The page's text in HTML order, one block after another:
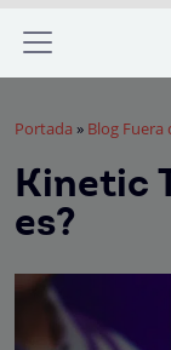
Portada » Blog Fuera
Kinetic
es?